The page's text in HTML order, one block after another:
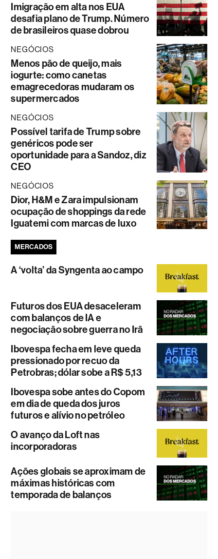
Imigração em alta nos EUA
desafia plano de Trump. Número
de brasileiros quase dobrou
NEGÓCIOS
Menos pão de queijo, mais
iogurte: como canetas
emagrecedoras mudaram os
supermercados
NEGÓCIOS
Possível tarifa de Trump sobre
genéricos pode ser
oportunidade para a Sandoz, diz
CEO
NEGÓCIOS
Dior, H&M e Zara impulsionam
ocupação de shoppings da rede
Iguatemi com marcas de luxo
MERCADOS
A ‘volta’ da Syngenta ao campo
Futuros dos EUA desaceleram
com balanços de IA e
negociação sobre guerra no Irã
Ibovespa fecha em leve queda
pressionado por recuo da
Petrobras; dólar sobe a R$ 5,13
Ibovespa sobe antes do Copom
em dia de queda dos juros
futuros e alívio no petróleo
O avanço da Loft nas
incorporadoras
Ações globais se aproximam de
máximas históricas com
temporada de balanços